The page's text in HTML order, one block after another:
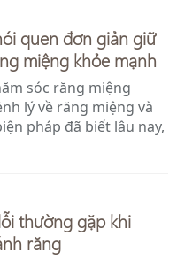
quen đơn giản giữ
miệng khỏe mạnh
sóc răng miệng
lý về răng miệng và
pháp đã biết lâu nay,
thường gặp khi
răng